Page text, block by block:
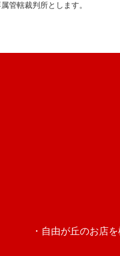
管轄裁判所とします。
・自由が丘のお店